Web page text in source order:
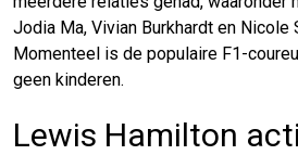
Jodia Ma, Vivian Burkhardt en Nicole
Momenteel is de populaire F1-
geen kinderen.
Lewis Hamilton